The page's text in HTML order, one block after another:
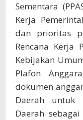
Sementara
Kerja
dan prioritas
Rencana Kerja
Kebijakan
Plafon
dokumen
Daerah untuk
Daerah